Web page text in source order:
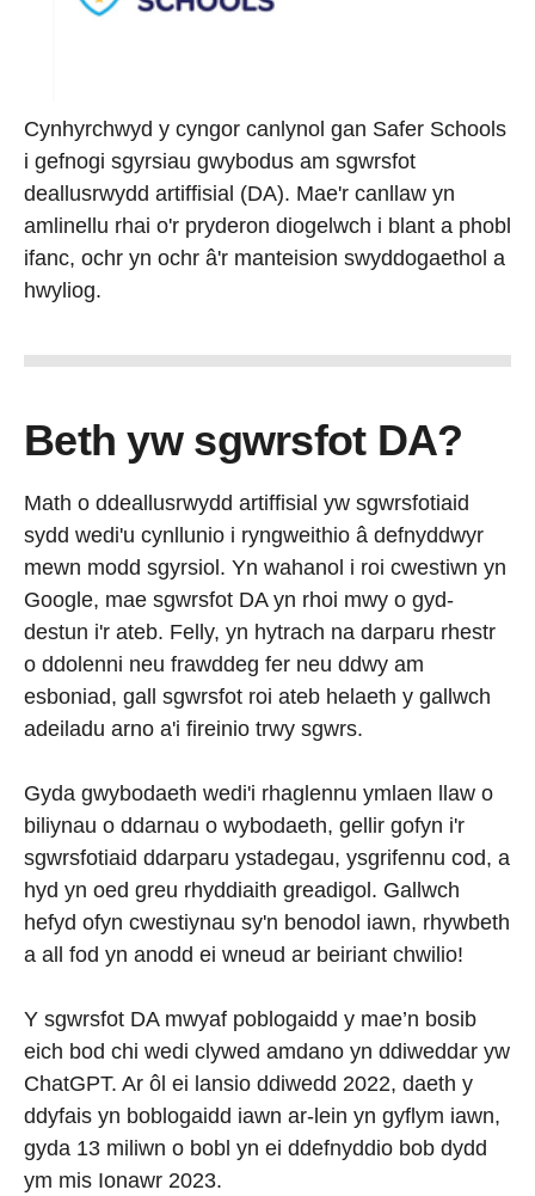
Cynhyrchwyd y cyngor canlynol gan Safer Schools
i gefnogi sgyrsiau gwybodus am sgwrsfot
deallusrwydd artiffisial (DA). Mae'r canllaw yn
amlinellu rhai o'r pryderon diogelwch i blant a phobl
ifanc, ochr yn ochr â'r manteision swyddogaethol a
hwyliog.
Beth yw sgwrsfot DA?
Math o ddeallusrwydd artiffisial yw sgwrsfotiaid
sydd wedi'u cynllunio i ryngweithio â defnyddwyr
mewn modd sgyrsiol. Yn wahanol i roi cwestiwn yn
Google, mae sgwrsfot DA yn rhoi mwy o gyd-
destun i'r ateb. Felly, yn hytrach na darparu rhestr
o ddolenni neu frawddeg fer neu ddwy am
esboniad, gall sgwrsfot roi ateb helaeth y gallwch
adeiladu arno a'i fireinio trwy sgwrs.
Gyda gwybodaeth wedi'i rhaglennu ymlaen llaw o
biliynau o ddarnau o wybodaeth, gellir gofyn i'r
sgwrsfotiaid ddarparu ystadegau, ysgrifennu cod, a
hyd yn oed greu rhyddiaith greadigol. Gallwch
hefyd ofyn cwestiynau sy'n benodol iawn, rhywbeth
a all fod yn anodd ei wneud ar beiriant chwilio!
Y sgwrsfot DA mwyaf poblogaidd y mae’n bosib
eich bod chi wedi clywed amdano yn ddiweddar yw
ChatGPT. Ar ôl ei lansio ddiwedd 2022, daeth y
ddyfais yn boblogaidd iawn ar-lein yn gyflym iawn,
gyda 13 miliwn o bobl yn ei ddefnyddio bob dydd
ym mis Ionawr 2023.